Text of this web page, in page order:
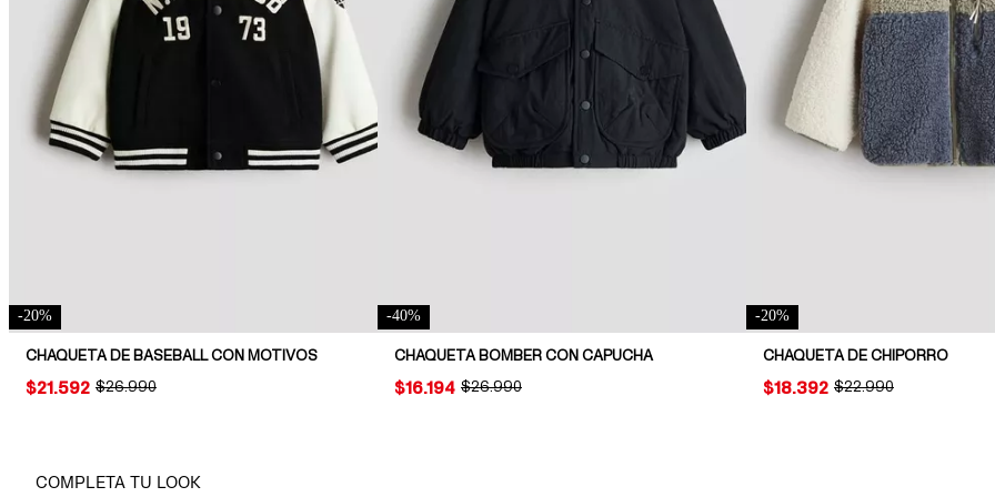
-20%
CHAQUETA DE BASEBALL CON MOTIVOS
ORIGINAL PRICE:
$26.990
PRICE:
$21.592
-40%
CHAQUETA BOMBER CON CAPUCHA
ORIGINAL PRICE:
$26.990
PRICE:
$16.194
-20%
CHAQUETA DE CHIPORRO
ORIGINAL PRICE:
$22.990
PRICE:
$18.392
COMPLETA TU LOOK